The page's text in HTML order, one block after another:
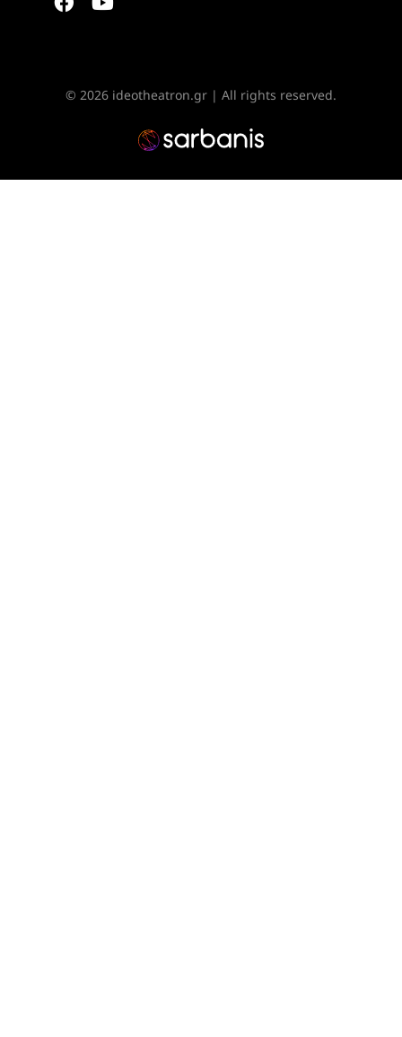
© 2026 ideotheatron.gr | All rights reserved.